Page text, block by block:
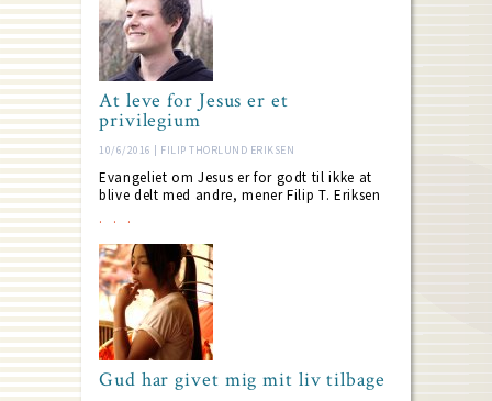
At leve for Jesus er et
privilegium
10/6/2016 | FILIP THORLUND ERIKSEN
Evangeliet om Jesus er for godt til ikke at
blive delt med andre, mener Filip T. Eriksen
Gud har givet mig mit liv tilbage